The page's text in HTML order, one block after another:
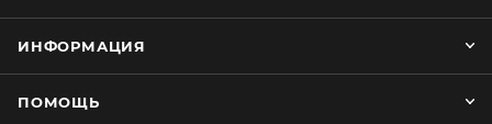
ИНФОРМАЦИЯ
ПОМОЩЬ